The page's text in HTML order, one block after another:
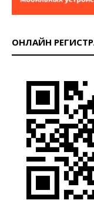
ОНЛАЙН